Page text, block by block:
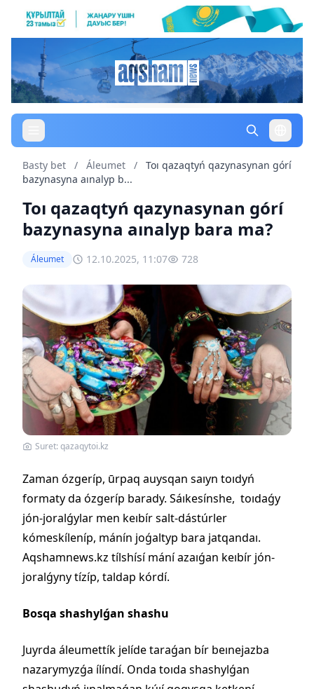
Basty bet / Áleumet /
Toı qazaqtyń qazynasynan górí
bazynasyna aınalyp b...
Toı qazaqtyń qazynasynan górí
bazynasyna aınalyp bara ma?
Áleumet 12.10.2025, 11:07 728
Suret: qazaqytoi.kz
Zaman ózgeríp, ūrpaq auysqan saıyn toıdyń
formaty da ózgeríp barady. Sáıkesínshe, toıdaǵy
jón-joralǵylar men keıbír salt-dástúrler
kómeskíleníp, mánín joǵaltyp bara jatqandaı.
Aqshamnews.kz tílshísí mání azaıǵan keıbír jón-
joralǵyny tízíp, taldap kórdí.
Bosqa shashylǵan shashu
Juyrda áleumettík jelíde taraǵan bír beınejazba
nazarymyzǵa ílíndí. Onda toıda shashylǵan